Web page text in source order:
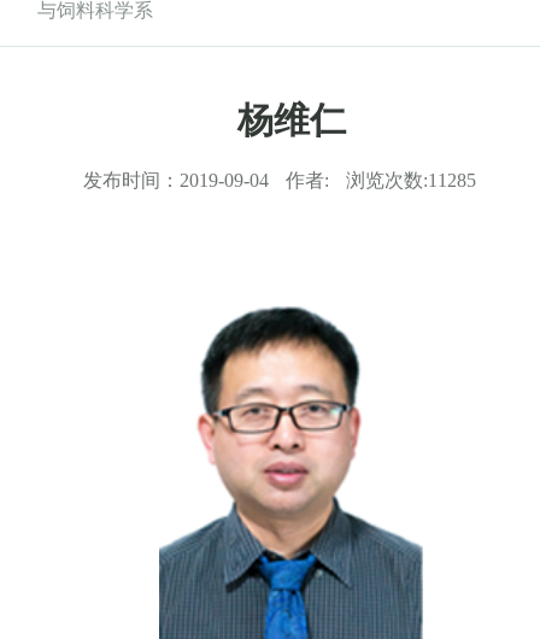
与饲料科学系
杨维仁
发布时间： 2019-09-04 作者: 浏览次数:11285